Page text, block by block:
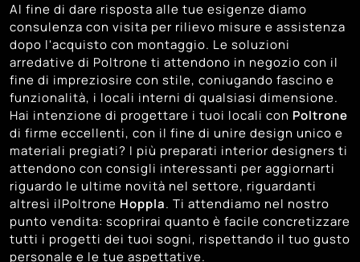
Trento 28
Treviso
Venezia
Vicenza 27
Al fine di dare risposta alle tue esigenze diamo
consulenza con visita per rilievo misure e assistenza
dopo l'acquisto con montaggio. Le soluzioni
arredative di Poltrone ti attendono in negozio con il
fine di impreziosire con stile, coniugando fascino e
funzionalità, i locali interni di qualsiasi dimensione.
Hai intenzione di progettare i tuoi locali con Poltrone
di firme eccellenti, con il fine di unire design unico e
materiali pregiati? I più preparati interior designers ti
attendono con consigli interessanti per aggiornarti
riguardo le ultime novità nel settore, riguardanti
altresì ilPoltrone Hoppla. Ti attendiamo nel nostro
punto vendita: scoprirai quanto è facile concretizzare
tutti i progetti dei tuoi sogni, rispettando il tuo gusto
personale e le tue aspettative.